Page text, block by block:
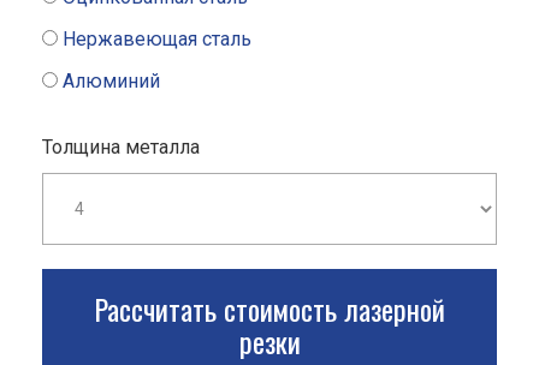
Нержавеющая сталь
Алюминий
Толщина металла
Рассчитать стоимость лазерной
резки